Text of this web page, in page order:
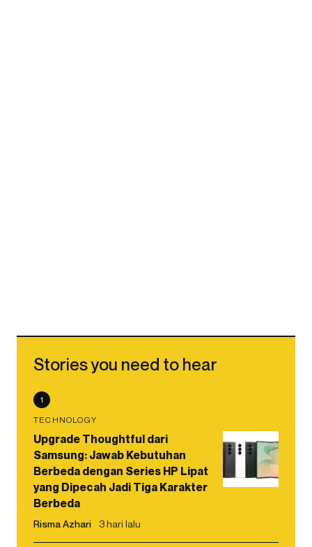
Stories you need to hear
1
TECHNOLOGY
Upgrade Thoughtful dari
Samsung: Jawab Kebutuhan
Berbeda dengan Series HP Lipat
yang Dipecah Jadi Tiga Karakter
Berbeda
Risma Azhari 3 hari lalu